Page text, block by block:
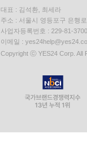
대표 : 김석환, 최세라
주소 : 서울시 영등포구 은행
사업자등록번호 : 229-81-
이메일 :
Copyright ⓒ YES24 Corp. All